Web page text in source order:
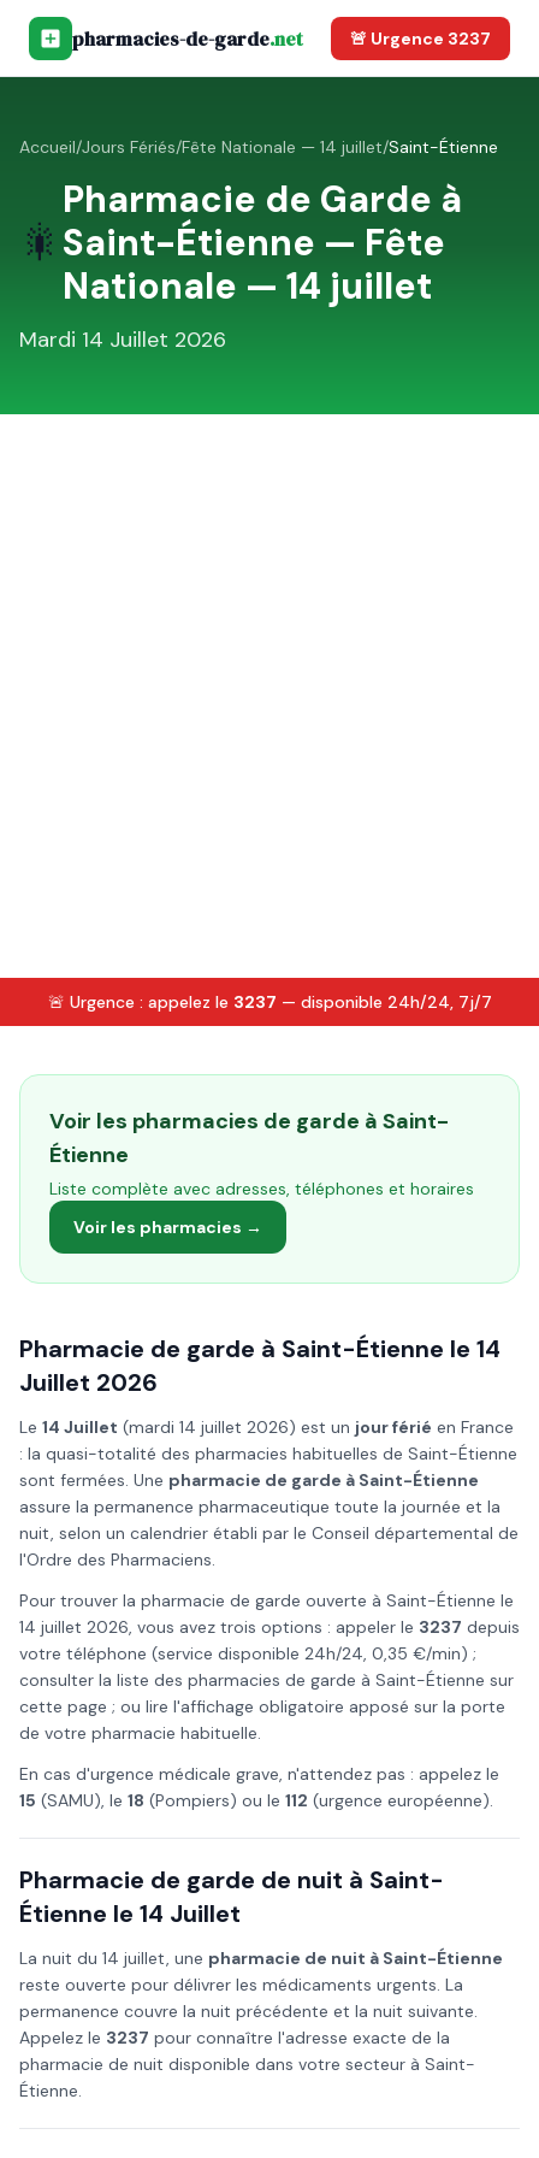
pharmacies-de-garde.net 🚨 Urgence 3237
Accueil/Jours Fériés/Fête Nationale — 14 juillet/Saint-Étienne
🎇
Pharmacie de Garde à
Saint-Étienne — Fête
Nationale — 14 juillet
Mardi 14 Juillet 2026
🚨 Urgence : appelez le 3237 — disponible 24h/24, 7j/7
Voir les pharmacies de garde à Saint-
Étienne
Liste complète avec adresses, téléphones et horaires
Voir les pharmacies →
Pharmacie de garde à Saint-Étienne le 14
Juillet 2026
Le 14 Juillet (mardi 14 juillet 2026) est un jour férié en France
: la quasi-totalité des pharmacies habituelles de Saint-Étienne
sont fermées. Une pharmacie de garde à Saint-Étienne
assure la permanence pharmaceutique toute la journée et la
nuit, selon un calendrier établi par le Conseil départemental de
l'Ordre des Pharmaciens.
Pour trouver la pharmacie de garde ouverte à Saint-Étienne le
14 juillet 2026, vous avez trois options : appeler le 3237 depuis
votre téléphone (service disponible 24h/24, 0,35 €/min) ;
consulter la liste des pharmacies de garde à Saint-Étienne sur
cette page ; ou lire l'affichage obligatoire apposé sur la porte
de votre pharmacie habituelle.
En cas d'urgence médicale grave, n'attendez pas : appelez le
15 (SAMU), le 18 (Pompiers) ou le 112 (urgence européenne).
Pharmacie de garde de nuit à Saint-
Étienne le 14 Juillet
La nuit du 14 juillet, une pharmacie de nuit à Saint-Étienne
reste ouverte pour délivrer les médicaments urgents. La
permanence couvre la nuit précédente et la nuit suivante.
Appelez le 3237 pour connaître l'adresse exacte de la
pharmacie de nuit disponible dans votre secteur à Saint-
Étienne.